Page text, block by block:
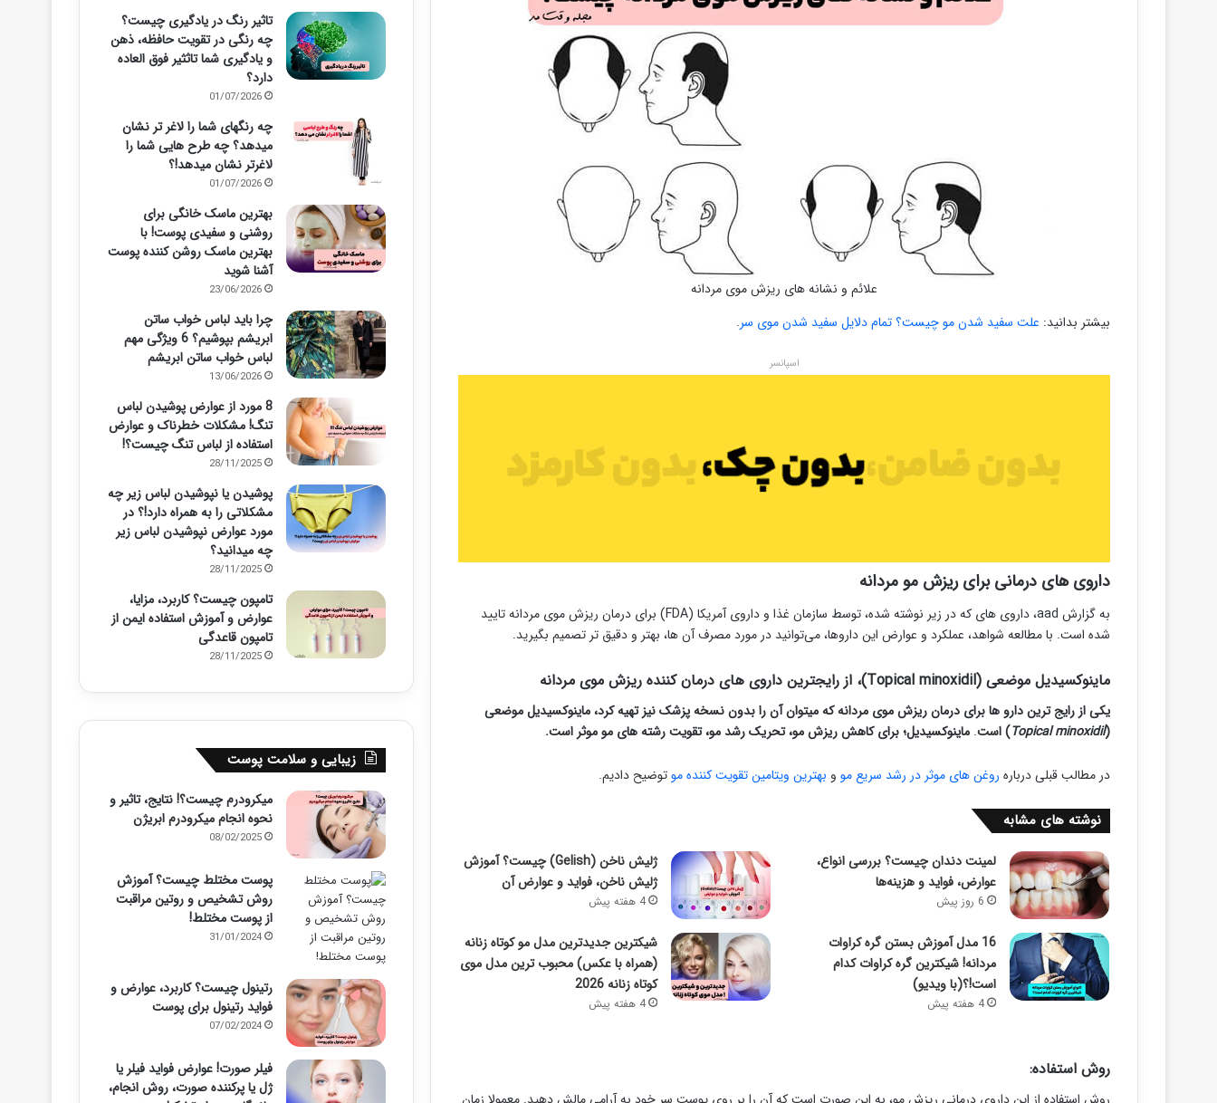
علائم و نشانه های ریزش موی مردانه
بیشتر بدانید: علت سفید شدن مو چیست؟ تمام دلایل سفید شدن موی سر.
اسپانسر
داروی های درمانی برای ریزش مو مردانه
به گزارش aad، داروی های که در زیر نوشته شده، توسط سازمان غذا و داروی آمریکا (FDA) برای درمان ریزش موی مردانه تایید
شده است. با مطالعه شواهد، عملکرد و عوارض این داروها، می‌توانید در مورد مصرف آن ها، بهتر و دقیق تر تصمیم بگیرید.
ماینوکسیدیل موضعی (Topical minoxidil)، از رایجترین داروی های درمان کننده ریزش موی مردانه
یکی از رایج ترین دارو ها برای درمان ریزش موی مردانه که میتوان آن را بدون نسخه پزشک نیز تهیه کرد، ماینوکسیدیل موضعی
(
Topical minoxidil) است. ماینوکسیدیل؛ برای کاهش ریزش مو، تحریک رشد مو، تقویت رشته های مو موثر است.
در مطالب قبلی درباره روغن های موثر در رشد سریع مو و بهترین ویتامین تقویت کننده موتوضیح دادیم.
نوشته های مشابه
لمینت دندان چیست؟ بررسی انواع،
عوارض، فواید و هزینه‌ها
6 روز پیش
ژلیش ناخن (Gelish) چیست؟ آموزش
ژلیش ناخن، فواید و عوارض آن
4 هفته پیش
16 مدل آموزش بستن گره کراوات
مردانه! شیکترین گره کراوات کدام
است!؟(با ویدیو)
4 هفته پیش
شیکترین جدیدترین مدل مو کوتاه زنانه
(همراه با عکس) محبوب ترین مدل موی
کوتاه زنانه 2026
4 هفته پیش
روش استفاده:
تاثیر رنگ در یادگیری چیست؟
چه رنگی در تقویت حافظه، ذهن
و یادگیری شما تاثثیر فوق العاده
دارد؟
01/07/2026
چه رنگهای شما را لاغر تر نشان
میدهد؟ چه طرح هایی شما را
لاغرتر نشان میدهد!؟
01/07/2026
بهترین ماسک خانگی برای
روشنی و سفیدی پوست! با
بهترین ماسک روشن کننده پوست
آشنا شوید
23/06/2026
چرا باید لباس خواب ساتن
ابریشم بپوشیم؟ 6 ویژگی مهم
لباس خواب ساتن ابریشم
13/06/2026
8 مورد از عوارض پوشیدن لباس
تنگ! مشکلات خطرناک و عوارض
استفاده از لباس تنگ چیست؟!
28/11/2025
پوشیدن یا نپوشیدن لباس زیر چه
مشکلاتی را به همراه دارد!؟ در
مورد عوارض نپوشیدن لباس زیر
چه میدانید؟
28/11/2025
تامپون چیست؟ کاربرد، مزایا،
عوارض و آموزش استفاده ایمن از
تامپون قاعدگی
28/11/2025
زیبایی و سلامت پوست
میکرودرم چیست؟! نتایج، تاثیر و
نحوه انجام میکرودرم ابریژن
08/02/2025
پوست مختلط چیست؟ آموزش
روش تشخیص و روتین مراقبت
از پوست مختلط!
31/01/2024
رتینول چیست؟ کاربرد، عوارض و
فواید رتینول برای پوست
07/02/2024
فیلر صورت! عوارض فواید فیلر یا
ژل یا پرکننده صورت، روش انجام،